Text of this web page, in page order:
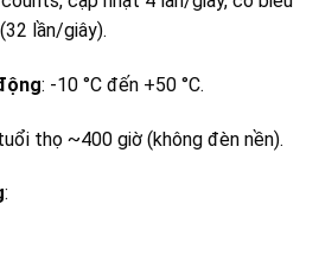
lần/giây).
: -10 °C đến +50 °C.
thọ ~400 giờ (không đèn nền).
: